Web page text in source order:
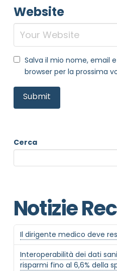
Website
Salva il mio nome, email
browser per la prossima
Cerca
Notizie
Il dirigente medico deve
Interoperabilità dei dati
risparmi fino al 6,6% della